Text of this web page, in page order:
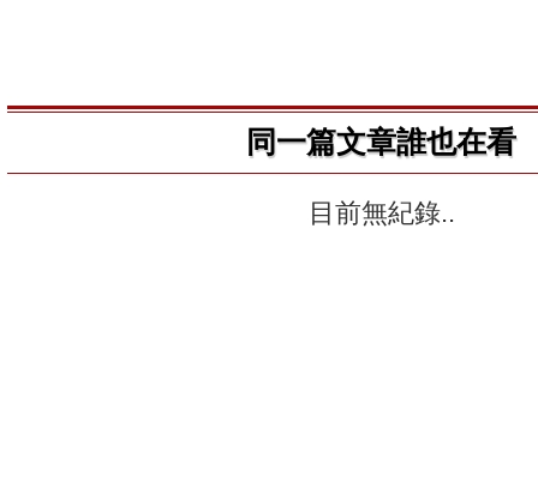
同一篇文章誰也在看
目前無紀錄..